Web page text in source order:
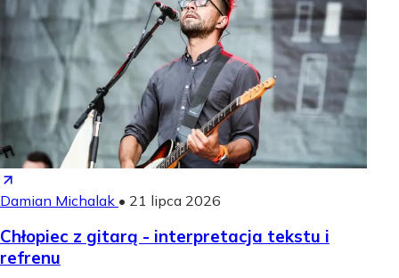
Damian Michalak • 21 lipca 2026
Chłopiec z gitarą - interpretacja tekstu i
refrenu